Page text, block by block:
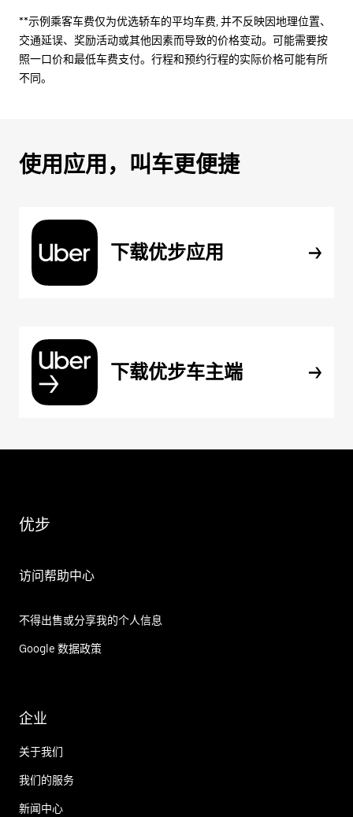
**示例乘客车费仅为优选轿车的平均车费, 并不反映因地理位置、
交通延误、奖励活动或其他因素而导致的价格变动。可能需要按
照一口价和最低车费支付。行程和预约行程的实际价格可能有所
不同。
使用应用，叫车更便捷
下载优步应用
下载优步车主端
优步
访问帮助中心
不得出售或分享我的个人信息
Google 数据政策
企业
关于我们
我们的服务
新闻中心